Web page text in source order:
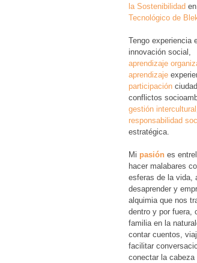
la Sostenibilidad
Tecnológico de
Tengo experiencia
innovación social,
aprendizaje
aprendizaje
participación
conflictos
gestión intercultural
responsabilidad
estratégica.
Mi pasión es
hacer malabares
esferas de la vida,
desaprender y
alquimia que nos
dentro y por fuera,
familia en la
contar cuentos,
facilitar
conectar la